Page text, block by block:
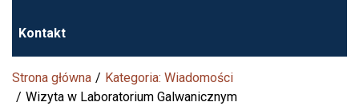
Kontakt
Strona główna
Kategoria: Wiadomości
Wizyta w Laboratorium Galwanicznym